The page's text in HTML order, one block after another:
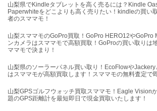
山梨県でKindleタブレットを高く売るには？Kindle
Paperwhiteをどこよりも高く売りたい！kindleの買い
者のスママモ！
山梨スママモのGoPro買取！GoPro HERO12やGoPro
ンカメラはスママモで高額買取！GoProの買い取りは
ママモで決まり！
山梨県のソーラーパネル買い取り！EcoFlowや
はスママモが高額買取します！スママモの無料査定で
山梨GPSゴルフウォッチ買取スママモ！Eagle Vision
題のGPS距離計を最短即日で現金買取いたします！